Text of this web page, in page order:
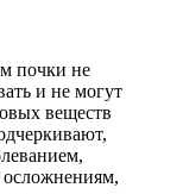
почки не
и не могут
веществ